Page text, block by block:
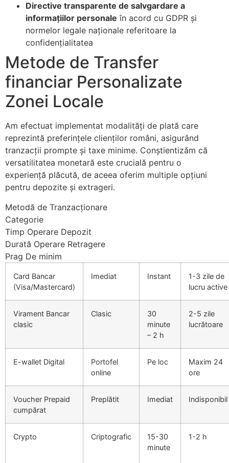
Panel
Panel
Panel
Panel
Panel
Panel
Panel
panel
panel
panel
giriş
Forum
escort
giriş
Directive transparente de salvgardare a
informațiilor personale în acord cu GDPR și
normelor legale naționale referitoare la
confidențialitatea
Metode de Transfer
financiar Personalizate
Zonei Locale
Am efectuat implementat modalități de plată care
reprezintă preferințele clienților români, asigurând
tranzacții prompte și taxe minime. Conștientizăm că
versatilitatea monetară este crucială pentru o
experiență plăcută, de aceea oferim multiple opțiuni
pentru depozite și extrageri.
Metodă de Tranzacționare
Categorie
Timp Operare Depozit
Durată Operare Retragere
Prag De minim
Card Bancar
(Visa/Mastercard)
Imediat Instant
1-3 zile de
lucru active
Virament Bancar
clasic
Clasic
30
minute
– 2 h
2-5 zile
lucrătoare
E-wallet Digital
Portofel
online
Pe loc
Maxim 24
ore
Voucher Prepaid
cumpărat
Preplătit Imediat Indisponibil
Crypto Criptografic
15-30
minute
1-2 h